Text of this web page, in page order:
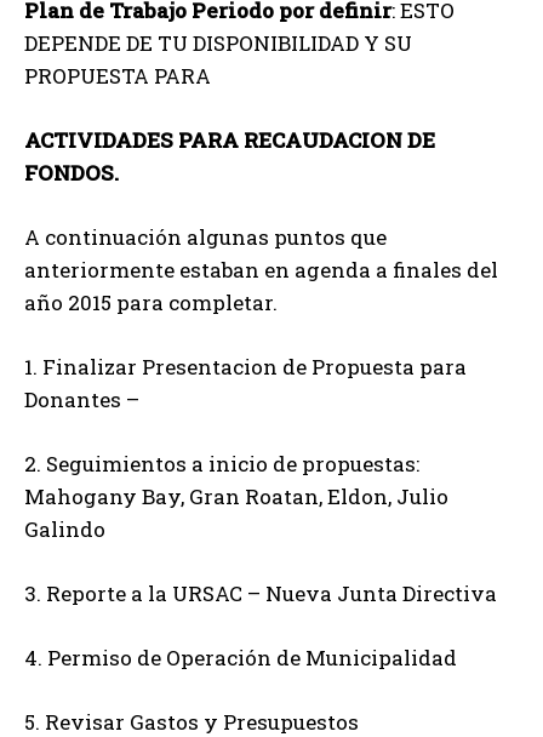
Plan de Trabajo Periodo por definir: ESTO
DEPENDE DE TU DISPONIBILIDAD Y SU
PROPUESTA PARA
ACTIVIDADES PARA RECAUDACION DE
FONDOS.
A continuación algunas puntos que
anteriormente estaban en agenda a finales del
año 2015 para completar.
1. Finalizar Presentacion de Propuesta para
Donantes –
2. Seguimientos a inicio de propuestas:
Mahogany Bay, Gran Roatan, Eldon, Julio
Galindo
3. Reporte a la URSAC – Nueva Junta Directiva
4. Permiso de Operación de Municipalidad
5. Revisar Gastos y Presupuestos